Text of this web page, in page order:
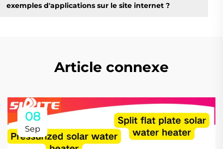
exemples d'applications sur le site internet ?
Article connexe
08
Sep